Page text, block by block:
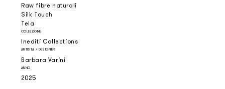
Raw fibre naturali
Silk Touch
Tela
COLLEZIONE
Inediti Collections
ARTISTA / DESIGNER
Barbara Varini
ANNO
2025